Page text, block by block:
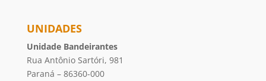
UNIDADES
Unidade Bandeirantes
Rua Antônio Sartóri, 981
Paraná – 86360-000